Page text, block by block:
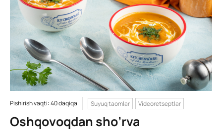
Pishirish vaqti: 40 daqiqa Suyuq taomlar Videoretseptlar
Oshqovoqdan sho’rva